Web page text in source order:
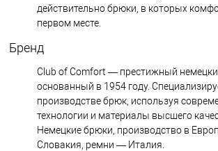
действительно брюки, в которых
первом месте.
Бренд
Club of Comfort — престижный
основанный в 1954 году.
производстве брюк, используя
технологии и материалы высшего
Немецкие брюки, производство в
Словакия, ремни — Италия.